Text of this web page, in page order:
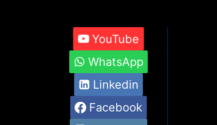
YouTube
WhatsApp
Linkedin
Facebook